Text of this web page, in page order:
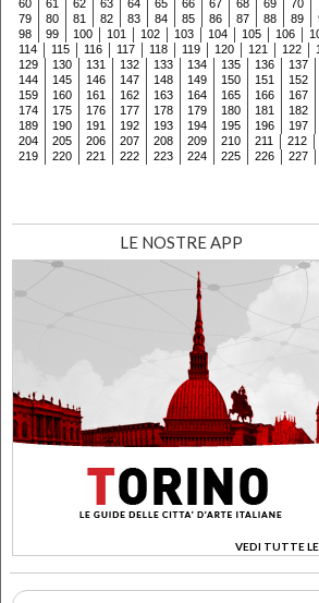
60 61 62 63 64 65 66 67 68 69 70
79
80 81 82 83 84 85 86 87 88 89
98
99 100 101 102 103 104 105 106
114
115 116 117 118 119 120 121 122
129
130 131 132 133 134 135 136 137
144
145 146 147 148 149 150 151 152
159
160 161 162 163 164 165 166 167
174
175 176 177 178 179 180 181 182
189
190 191 192 193 194 195 196 197
204
205 206 207 208 209 210 211 212
219
220 221 222 223 224 225 226 227
LE NOSTRE APP
VEDI TUTTE
>